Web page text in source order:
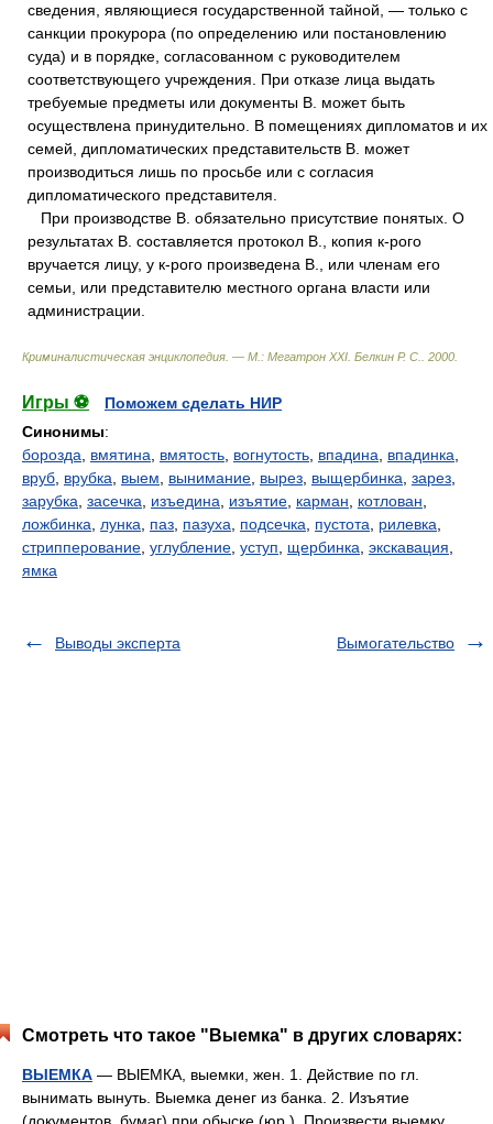
сведения, являющиеся государственной тайной, — только с
санкции прокурора (по определению или постановлению
суда) и в порядке, согласованном с руководителем
соответствующего учреждения. При отказе лица выдать
требуемые предметы или документы В. может быть
осуществлена принудительно. В помещениях дипломатов и их
семей, дипломатических представительств В. может
производиться лишь по просьбе или с согласия
дипломатического представителя.
При производстве В. обязательно присутствие понятых. О
результатах В. составляется протокол В., копия к-рого
вручается лицу, у к-рого произведена В., или членам его
семьи, или представителю местного органа власти или
администрации.
Криминалистическая энциклопедия. — М.: Мегатрон XXI Белкин Р. С. 2000
Игры ⚽
Поможем сделать НИР
Синонимы:
борозда
вмятина вмятость вогнутость впадина впадинка
вруб врубка выем вынимание вырез выщербинка зарез
зарубка засечка изъедина изъятие карман котлован
ложбинка
лунка паз пазуха подсечка пустота рилевка
стрипперование углубление уступ щербинка экскавация
ямка
Выводы эксперта Вымогательство
Смотреть что такое "Выемка" в других словарях:
ВЫЕМКА — ВЫЕМКА, выемки, жен. 1. Действие по гл.
вынимать вынуть. Выемка денег из банка. 2. Изъятие